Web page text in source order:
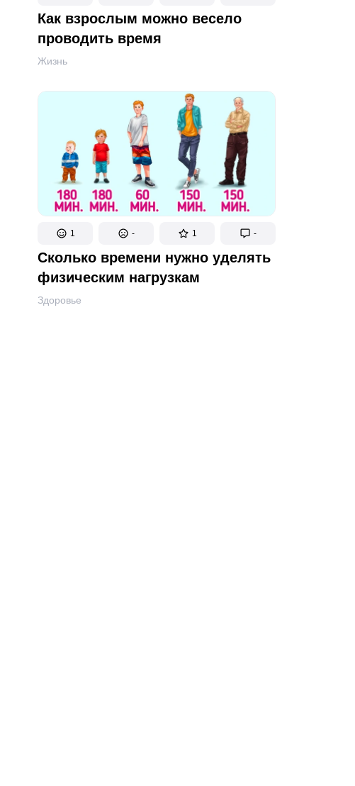
Как взрослым можно весело
проводить время
Жизнь
1 - 1 -
Сколько времени нужно уделять
физическим нагрузкам
Здоровье